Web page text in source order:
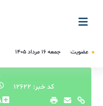
عضویت جمعه ۱۶ مرداد ۱۴۰۵
کد خبر: 12622